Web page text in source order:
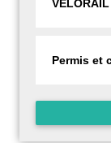
Permis et